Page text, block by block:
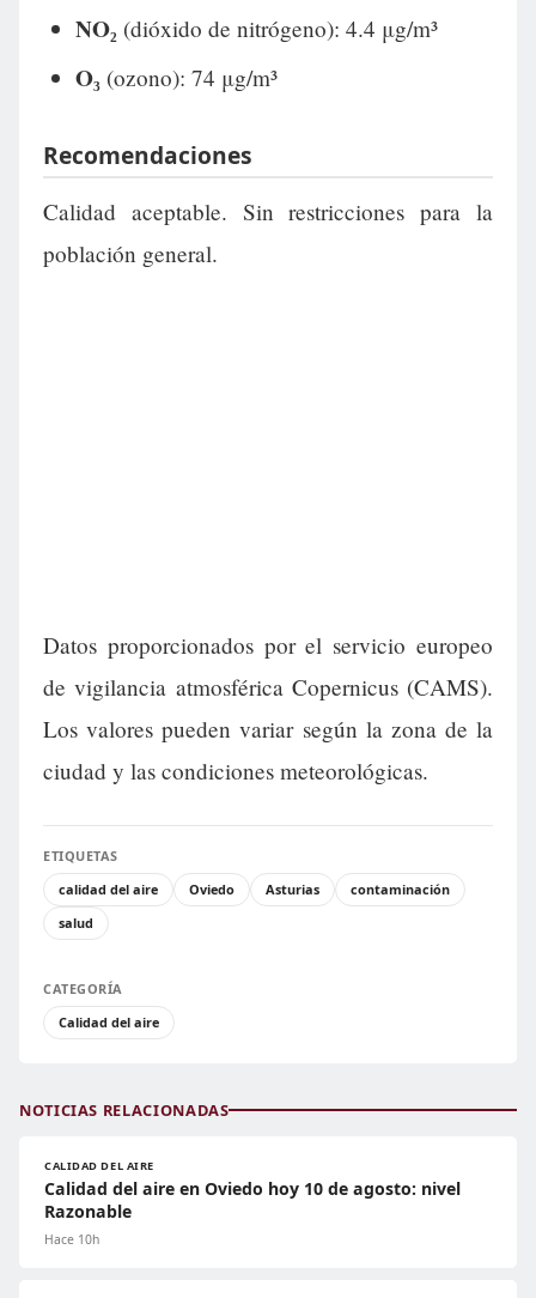
NO₂ (dióxido de nitrógeno): 4.4 μg/m³
O₃ (ozono): 74 μg/m³
Recomendaciones
Calidad aceptable. Sin restricciones para la
población general.
Datos proporcionados por el servicio europeo
de vigilancia atmosférica Copernicus (CAMS).
Los valores pueden variar según la zona de la
ciudad y las condiciones meteorológicas.
ETIQUETAS
calidad del aire
Oviedo Asturias
contaminación
salud
CATEGORÍA
Calidad del aire
NOTICIAS RELACIONADAS
CALIDAD DEL AIRE
Calidad del aire en Oviedo hoy 10 de agosto: nivel
Razonable
Hace 10h